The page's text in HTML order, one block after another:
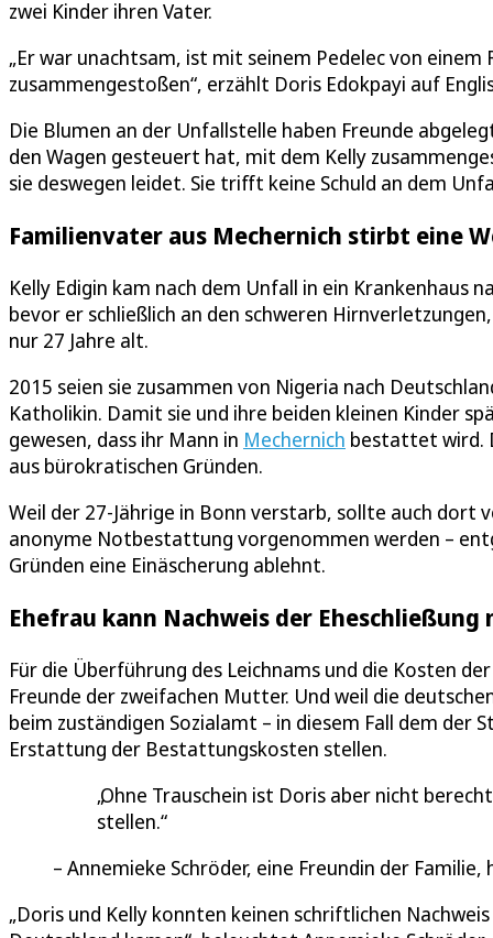
zwei Kinder ihren Vater.
„Er war unachtsam, ist mit seinem Pedelec von
zusammengestoßen“, erzählt Doris Edokpayi auf
Die Blumen an der Unfallstelle haben Freunde
den Wagen gesteuert hat, mit dem Kelly
sie deswegen leidet. Sie trifft keine Schuld an dem
Familienvater aus Mechernich stirbt eine
Kelly Edigin kam nach dem Unfall in ein Krankenhaus
bevor er schließlich an den schweren
nur 27 Jahre alt.
2015 seien sie zusammen von Nigeria nach
Katholikin. Damit sie und ihre beiden kleinen Kinder
gewesen, dass ihr Mann in Mechernich bestattet wird.
aus bürokratischen Gründen.
Weil der 27-Jährige in Bonn verstarb, sollte auch dort
anonyme Notbestattung vorgenommen werden –
Gründen eine Einäscherung ablehnt.
Ehefrau kann Nachweis der
Für die Überführung des Leichnams und die Kosten
Freunde der zweifachen Mutter. Und weil die
beim zuständigen Sozialamt – in diesem Fall dem
Erstattung der Bestattungskosten stellen.
Ohne Trauschein ist Doris aber nicht
stellen.
Annemieke Schröder, eine Freundin der
„Doris und Kelly konnten keinen schriftlichen